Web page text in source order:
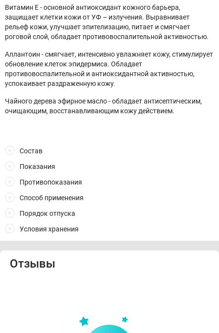
Витамин Е - основной антиоксидант кожного барьера,
защищает клетки кожи от УФ – излучения. Выравнивает
рельеф кожи, улучшает эпителизацию, питает и смягчает
роговой слой, обладает противовоспалительной активностью.
Аллантоин - смягчает, интенсивно увлажняет кожу, стимулирует
обновление клеток эпидермиса. Обладает
противовоспалительной и антиоксидантной активностью,
успокаивает раздраженную кожу.
Чайного дерева эфирное масло - обладает антисептическим,
очищающим, восстанавливающим кожу действием.
Состав
Показания
Противопоказания
Способ применения
Порядок отпуска
Условия хранения
Отзывы